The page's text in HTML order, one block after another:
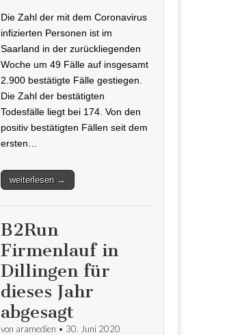
Die Zahl der mit dem Coronavirus
infizierten Personen ist im
Saarland in der zurückliegenden
Woche um 49 Fälle auf insgesamt
2.900 bestätigte Fälle gestiegen.
Die Zahl der bestätigten
Todesfälle liegt bei 174. Von den
positiv bestätigten Fällen seit dem
ersten…
weiterlesen →
B2Run
Firmenlauf in
Dillingen für
dieses Jahr
abgesagt
von aramedien • 30. Juni 2020